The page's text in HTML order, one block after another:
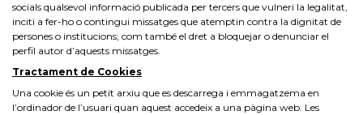
socials qualsevol informació publicada per tercers que vulneri la legalitat,
inciti a fer-ho o contingui missatges que atemptin contra la dignitat de
persones o institucions; com també el dret a bloquejar o denunciar el
perfil autor d’aquests missatges.
Tractament de Cookies
Una cookie és un petit arxiu que es descarrega i emmagatzema en
l’ordinador de l’usuari quan aquest accedeix a una pàgina web. Les